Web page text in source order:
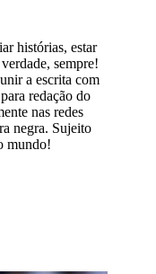
histórias, estar
sempre!
a escrita com
redação do
nas redes
negra. Sujeito
mundo!